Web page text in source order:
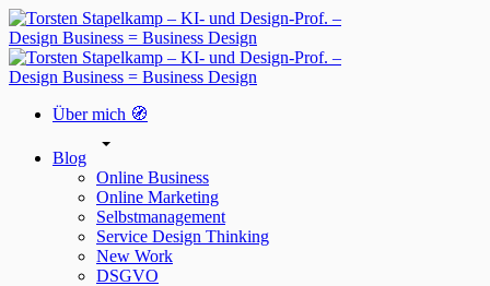
Über mich 🧭
Blog
Online Business
Online Marketing
Selbstmanagement
Service Design Thinking
New Work
DSGVO